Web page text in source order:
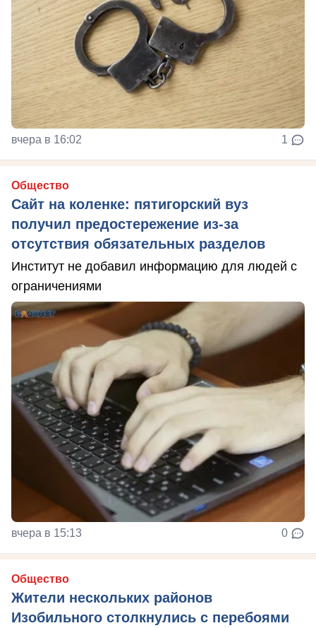
вчера в 16:02 1
Общество
Сайт на коленке: пятигорский вуз
получил предостережение из-за
отсутствия обязательных разделов
Институт не добавил информацию для людей с
ограничениями
вчера в 15:13 0
Общество
Жители нескольких районов
Изобильного столкнулись с перебоями